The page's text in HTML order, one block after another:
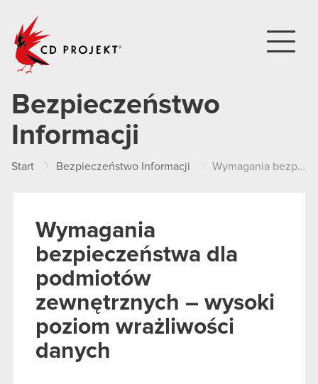
Bezpieczeństwo
Informacji
Start Bezpieczeństwo Informacji Wymagania bezpieczeństwa dla podmiotów zewnętrznych – wysoki poziom wrażliwości danych
Wymagania
bezpieczeństwa dla
podmiotów
zewnętrznych – wysoki
poziom wrażliwości
danych